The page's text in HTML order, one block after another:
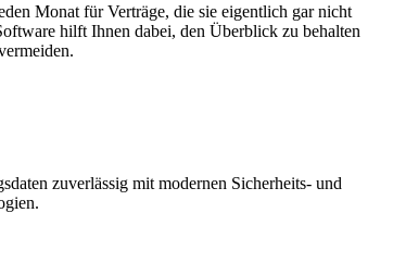
Monat für Verträge, die sie eigentlich gar nicht
hilft Ihnen dabei, den Überblick zu behalten
zuverlässig mit modernen Sicherheits- und